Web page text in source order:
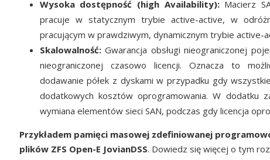
Wysoka dostępność (high Availability):Macierz
pracuje w statycznym trybie active-active, w
pracującym w prawdziwym, dynamicznym trybie active-
Skalowalność:Gwarancja obsługi nieograniczonej
nieograniczonej czasowo licencji. Oznacza to
dodawanie półek z dyskami w przypadku gdy
dodatkowych kosztów oprogramowania. W dodatku
wymiana elementów sieci SAN, podczas gdy licencja
Przykładem pamięci masowej zdefiniowanej
plików ZFS Open-E JovianDSS. Dowiedz się więcej o tym